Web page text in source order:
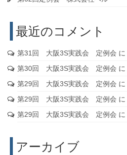
最近のコメント
第31回 大阪3S実践会 定例会 に
第30回 大阪3S実践会 定例会 に
第29回 大阪3S実践会 定例会 に
第29回 大阪3S実践会 定例会 に
第29回 大阪3S実践会 定例会 に
アーカイブ